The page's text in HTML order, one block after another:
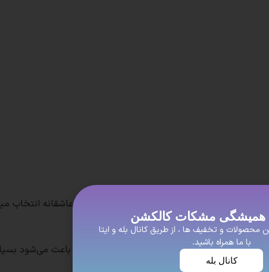
که برای زیبای خود اهمیت زیادی میدهند و عاشقانه انتخاب
روسری نخی پیشنهاد ما به شما عزیزان است.
روسری‌ها از جنس نخ و پنبه ساخته می‌شوند که باعث می‌شود
همیشگی مشکات کالکشن
محصولات و تخفیف ها ، از طریق کانال بله و ایتا
با ما همراه باشید.
کانال بله